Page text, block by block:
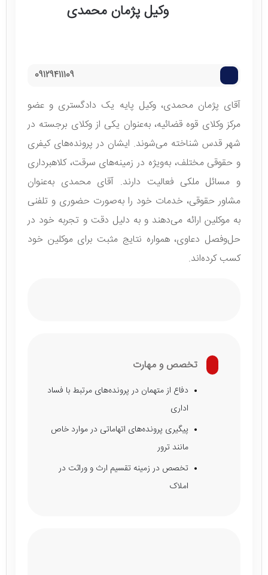
وکیل پژمان محمدی
09129411109
آقای پژمان محمدی، وکیل پایه یک دادگستری و عضو
مرکز وکلای قوه قضائیه، به‌عنوان یکی از وکلای برجسته در
شهر قدس شناخته می‌شوند. ایشان در پرونده‌های کیفری
و حقوقی مختلف، به‌ویژه در زمینه‌های سرقت، کلاهبرداری
و مسائل ملکی فعالیت دارند. آقای محمدی به‌عنوان
مشاور حقوقی، خدمات خود را به‌صورت حضوری و تلفنی
به موکلین ارائه می‌دهند و به دلیل دقت و تجربه خود در
حل‌وفصل دعاوی، همواره نتایج مثبت برای موکلین خود
کسب کرده‌اند.
تخصص و مهارت
دفاع از متهمان در پرونده‌های مرتبط با فساد
اداری
پیگیری پرونده‌های اتهاماتی در موارد خاص
مانند ترور
تخصص در زمینه تقسیم ارث و وراثت در
املاک